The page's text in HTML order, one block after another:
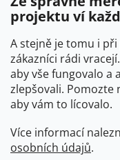
projektu ví
A stejně je tomu i
zákazníci rádi
aby vše fungovalo a
zlepšovali. Pomozte
aby vám to lícovalo.
Více informací
osobních údajů.
Po - Čt
06:00 -
07:30 -
Pá
06:00 -
07:30 -
So
07:00 -
Ne
zavřeno